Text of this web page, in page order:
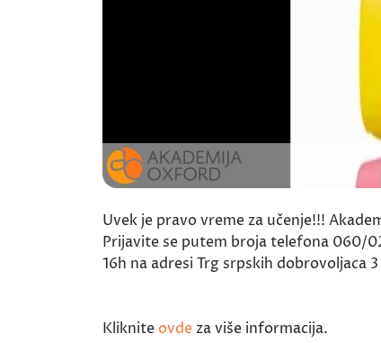
Uvek je pravo vreme za učenje!!!
Prijavite se putem broja telefona 060/
16h na adresi Trg srpskih dobrovoljaca 3
Kliknite ovde za više informacija.